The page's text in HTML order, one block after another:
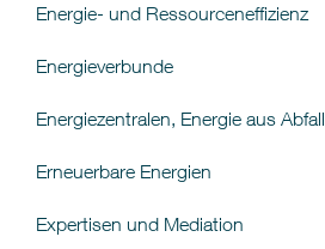
Energie- und Ressourceneffizienz
Energieverbunde
Energiezentralen, Energie aus Abfall
Erneuerbare Energien
Expertisen und Mediation